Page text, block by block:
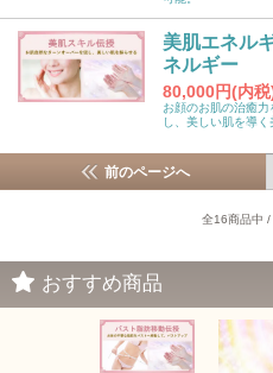
美肌エネル
ネルギー
80,000円(内税
お顔のお肌の治癒
し、美しい肌を導く
前のページへ
全16商品中
おすすめ商品